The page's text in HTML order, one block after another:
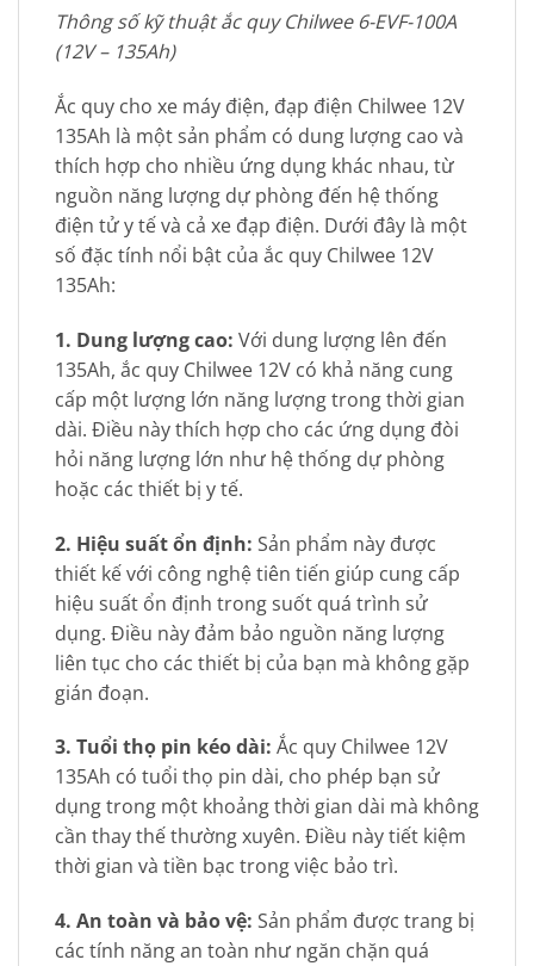
Thông số kỹ thuật ắc quy Chilwee 6-EVF-100A
(12V – 135Ah)
Ắc quy cho xe máy điện, đạp điện Chilwee 12V
135Ah là một sản phẩm có dung lượng cao và
thích hợp cho nhiều ứng dụng khác nhau, từ
nguồn năng lượng dự phòng đến hệ thống
điện tử y tế và cả xe đạp điện. Dưới đây là một
số đặc tính nổi bật của ắc quy Chilwee 12V
135Ah:
1. Dung lượng cao: Với dung lượng lên đến
135Ah, ắc quy Chilwee 12V có khả năng cung
cấp một lượng lớn năng lượng trong thời gian
dài. Điều này thích hợp cho các ứng dụng đòi
hỏi năng lượng lớn như hệ thống dự phòng
hoặc các thiết bị y tế.
2. Hiệu suất ổn định: Sản phẩm này được
thiết kế với công nghệ tiên tiến giúp cung cấp
hiệu suất ổn định trong suốt quá trình sử
dụng. Điều này đảm bảo nguồn năng lượng
liên tục cho các thiết bị của bạn mà không gặp
gián đoạn.
3. Tuổi thọ pin kéo dài: Ắc quy Chilwee 12V
135Ah có tuổi thọ pin dài, cho phép bạn sử
dụng trong một khoảng thời gian dài mà không
cần thay thế thường xuyên. Điều này tiết kiệm
thời gian và tiền bạc trong việc bảo trì.
4. An toàn và bảo vệ: Sản phẩm được trang bị
các tính năng an toàn như ngăn chặn quá